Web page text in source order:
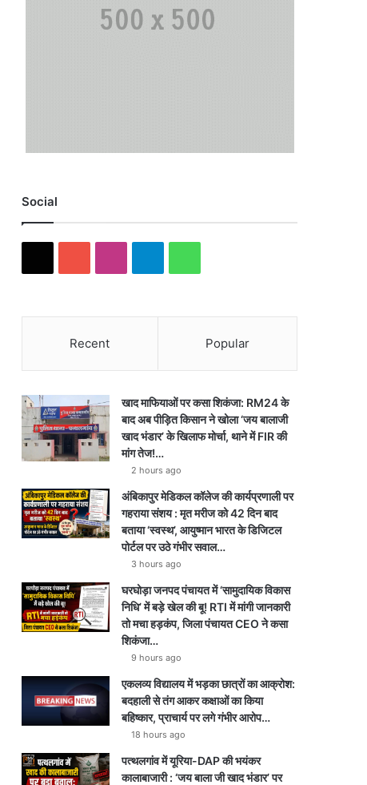
Social
Recent Popular
खाद माफियाओं पर कसा शिकंजा: RM24 के
बाद अब पीड़ित किसान ने खोला ‘जय बालाजी
खाद भंडार’ के खिलाफ मोर्चा, थाने में FIR की
मांग तेज!…
2 hours ago
अंबिकापुर मेडिकल कॉलेज की कार्यप्रणाली पर
गहराया संशय : मृत मरीज को 42 दिन बाद
बताया ‘स्वस्थ’, आयुष्मान भारत के डिजिटल
पोर्टल पर उठे गंभीर सवाल…
3 hours ago
घरघोड़ा जनपद पंचायत में ‘सामुदायिक विकास
निधि’ में बड़े खेल की बू! RTI में मांगी जानकारी
तो मचा हड़कंप, जिला पंचायत CEO ने कसा
शिकंजा…
9 hours ago
एकलव्य विद्यालय में भड़का छात्रों का आक्रोश:
बदहाली से तंग आकर कक्षाओं का किया
बहिष्कार, प्राचार्य पर लगे गंभीर आरोप…
18 hours ago
पत्थलगांव में यूरिया-DAP की भयंकर
कालाबाजारी : ‘जय बाला जी खाद भंडार’ पर